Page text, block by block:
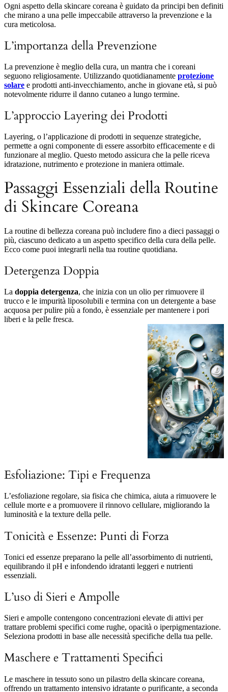
Ogni aspetto della skincare coreana è guidato da principi ben definiti
che mirano a una pelle impeccabile attraverso la prevenzione e la
cura meticolosa.
L’importanza della Prevenzione
La prevenzione è meglio della cura, un mantra che i coreani
seguono religiosamente. Utilizzando quotidianamente protezione
solare e prodotti anti-invecchiamento, anche in giovane età, si può
notevolmente ridurre il danno cutaneo a lungo termine.
L’approccio Layering dei Prodotti
Layering, o l’applicazione di prodotti in sequenze strategiche,
permette a ogni componente di essere assorbito efficacemente e di
funzionare al meglio. Questo metodo assicura che la pelle riceva
idratazione, nutrimento e protezione in maniera ottimale.
Passaggi Essenziali della Routine
di Skincare Coreana
La routine di bellezza coreana può includere fino a dieci passaggi o
più, ciascuno dedicato a un aspetto specifico della cura della pelle.
Ecco come puoi integrarli nella tua routine quotidiana.
Detergenza Doppia
La doppia detergenza, che inizia con un olio per rimuovere il
trucco e le impurità liposolubili e termina con un detergente a base
acquosa per pulire più a fondo, è essenziale per mantenere i pori
liberi e la pelle fresca.
Esfoliazione: Tipi e Frequenza
L’esfoliazione regolare, sia fisica che chimica, aiuta a rimuovere le
cellule morte e a promuovere il rinnovo cellulare, migliorando la
luminosità e la texture della pelle.
Tonicità e Essenze: Punti di Forza
Tonici ed essenze preparano la pelle all’assorbimento di nutrienti,
equilibrando il pH e infondendo idratanti leggeri e nutrienti
essenziali.
L’uso di Sieri e Ampolle
Sieri e ampolle contengono concentrazioni elevate di attivi per
trattare problemi specifici come rughe, opacità o iperpigmentazione.
Seleziona prodotti in base alle necessità specifiche della tua pelle.
Maschere e Trattamenti Specifici
Le maschere in tessuto sono un pilastro della skincare coreana,
offrendo un trattamento intensivo idratante o purificante, a seconda